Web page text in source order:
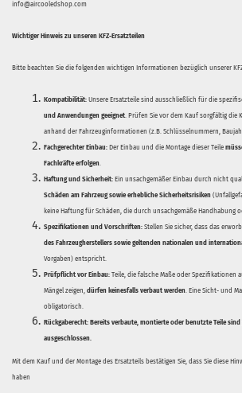
info@aircooledshop.com
Wichtiger Hinweis zu unseren KFZ-Ersatzteilen
Bitte beachten Sie die folgenden wichtigen Informationen bezüglich unserer
Kompatibilität: Unsere Ersatzteile sind ausschließlich für die
und Anwendungen geeignet. Prüfen Sie vor dem Kauf sorgfältig die
anhand der Fahrzeuginformationen (z.B. Schlüsselnummern,
Fachgerechter Einbau: Der Einbau und die Montage dieser Teile
Fachkräfte erfolgen.
Haftung und Sicherheit: Ein unsachgemäßer Einbau durch nicht
Schäden am Fahrzeug sowie erhebliche Sicherheitsrisiken
keine Haftung für Schäden, die durch unsachgemäße Handhabung
Spezifikationen und Vorschriften: Stellen Sie sicher, dass das
des Fahrzeugherstellers sowie geltenden nationalen und
Vorgaben) entspricht.
Prüfpflicht vor Einbau: Teile, die falsche Maße oder Spezifikationen
Mängel zeigen, dürfen keinesfalls verbaut werden. Eine Sicht- und
obligatorisch.
Rückgaberecht: Bereits verbaute, montierte oder benutzte Teile
ausgeschlossen.
Mit dem Kauf und der Montage des Ersatzteils bestätigen Sie, dass Sie diese
haben